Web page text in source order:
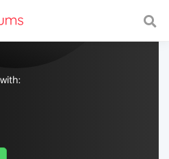
with a fast and